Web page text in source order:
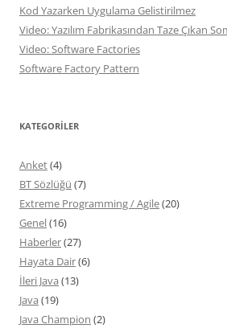
Kod Yazarken Uygulama Gelistirilmez
Video: Yazılım Fabrikasından Taze Çıkan
Video: Software Factories
Software Factory Pattern
KATEGORILER
Anket(4)
BT Sözlüğü (7)
Extreme Programming / Agile(20)
Genel(16)
Haberler(27)
Hayata Dair(6)
İleri Java (13)
Java (19)
Java Champion (2)